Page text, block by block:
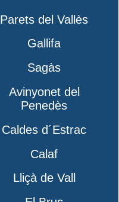
Parets del Vallès
Gallifa
Sagàs
Avinyonet del
Penedès
Caldes d´Estrac
Calaf
Lliçà de Vall